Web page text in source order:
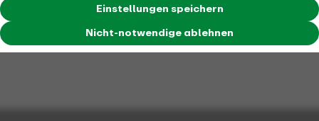
Einstellungen speichern
Nicht-notwendige ablehnen